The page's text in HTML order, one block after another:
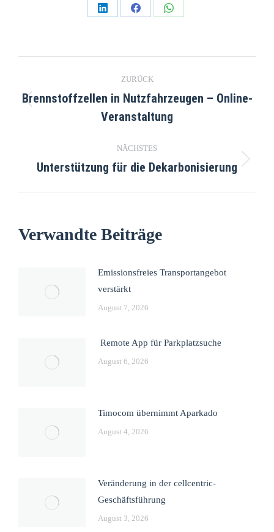
ZURÜCK
Brennstoffzellen in Nutzfahrzeugen – Online-
Veranstaltung
NÄCHSTES
Unterstützung für die Dekarbonisierung
Verwandte Beiträge
Emissionsfreies Transportangebot
verstärkt
August 7, 2026
Remote App für Parkplatzsuche
August 6, 2026
Timocom übernimmt Aparkado
August 4, 2026
Veränderung in der cellcentric-
Geschäftsführung
August 3, 2026